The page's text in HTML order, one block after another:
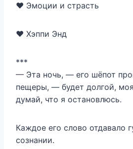
♥ Эмоции и страсть
♥ Хэппи Энд
***
— Эта ночь, — его шёпот
пещеры, — будет долгой,
думай, что я остановлюсь.
Каждое его слово отдавало
сознании.